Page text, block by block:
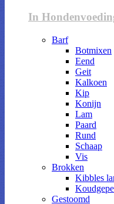
In
Barf
Botmixen
Eend
Geit
Kalkoen
Kip
Konijn
Lam
Paard
Rund
Schaap
Vis
Brokken
Kibbles
Gestoomd